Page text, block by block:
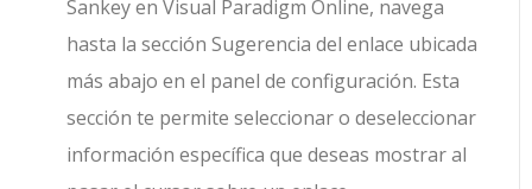
Sankey en Visual Paradigm Online, navega
hasta la sección Sugerencia del enlace ubicada
más abajo en el panel de configuración. Esta
sección te permite seleccionar o deseleccionar
información específica que deseas mostrar al